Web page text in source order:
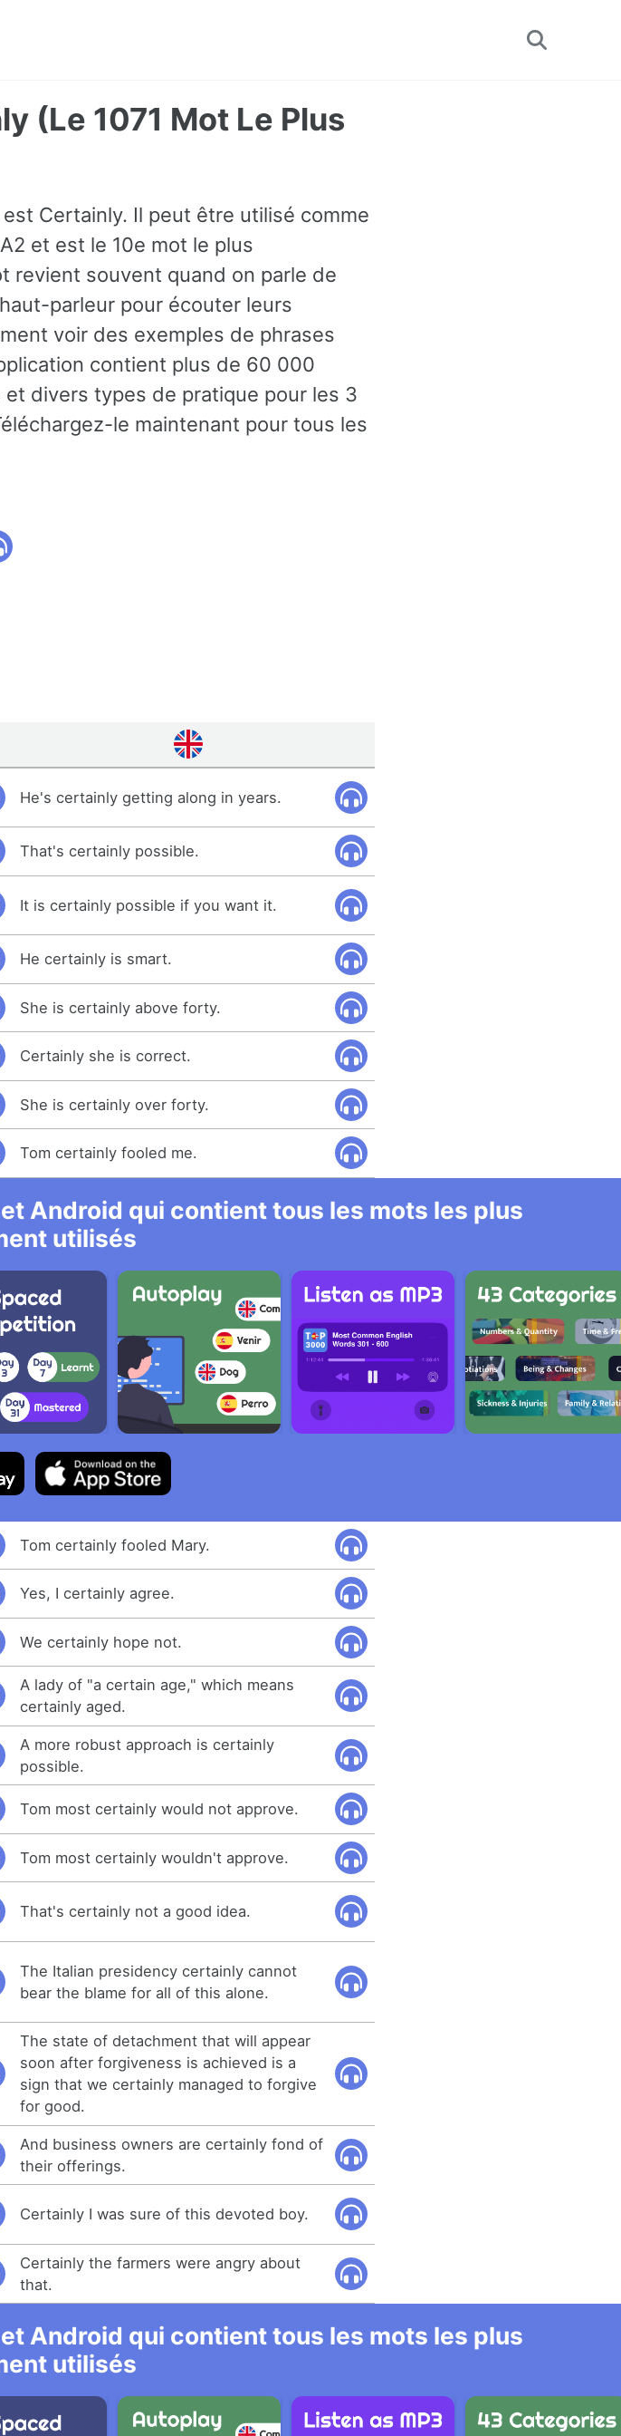
Toggle
(Le 1071 Mot Le Plus
Certainly. Il peut être utilisé comme
et est le 10e mot le plus
revient souvent quand on parle de
parleur pour écouter leurs
voir des exemples de phrases
contient plus de 60 000
divers types de pratique pour les 3
le maintenant pour tous les
He's certainly getting along in years.
That's certainly possible.
It is certainly possible if you want it.
He certainly is smart.
She is certainly above forty.
Certainly she is correct.
She is certainly over forty.
Tom certainly fooled me.
Android qui contient tous les mots les plus
utilisés
Tom certainly fooled Mary.
Yes, I certainly agree.
We certainly hope not.
A lady of "a certain age," which means
certainly aged.
A more robust approach is certainly
possible.
Tom most certainly would not approve.
Tom most certainly wouldn't approve.
That's certainly not a good idea.
The Italian presidency certainly cannot
bear the blame for all of this alone.
The state of detachment that will appear
soon after forgiveness is achieved is a
sign that we certainly managed to forgive
for good.
And business owners are certainly fond of
their offerings.
Certainly I was sure of this devoted boy.
Certainly the farmers were angry about
that.
Android qui contient tous les mots les plus
utilisés